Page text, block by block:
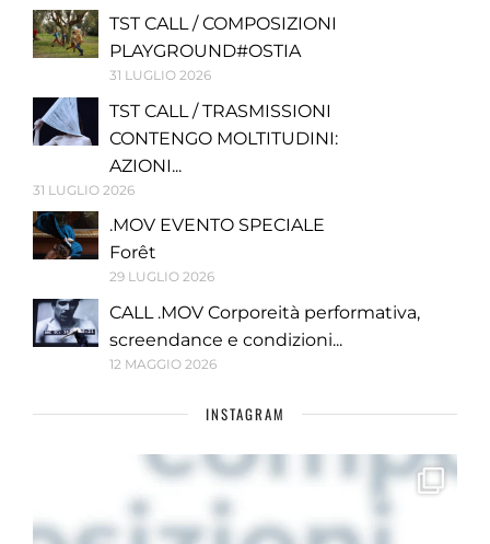
TST CALL / COMPOSIZIONI
PLAYGROUND#OSTIA
31 LUGLIO 2026
TST CALL / TRASMISSIONI
CONTENGO MOLTITUDINI:
AZIONI...
31 LUGLIO 2026
.MOV EVENTO SPECIALE
Forêt
29 LUGLIO 2026
CALL .MOV Corporeità performativa,
screendance e condizioni...
12 MAGGIO 2026
INSTAGRAM